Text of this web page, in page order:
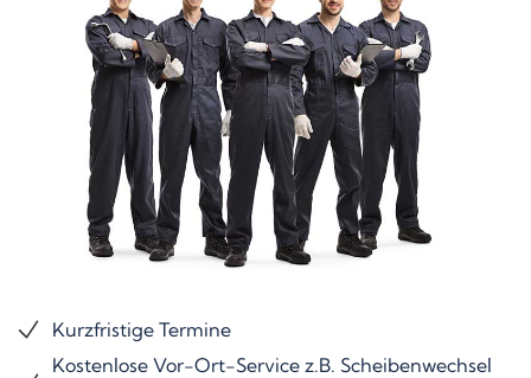
Kurzfristige Termine
Kostenlose Vor-Ort-Service z.B. Scheibenwechsel